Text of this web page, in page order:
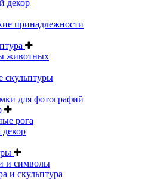
декор
принадлежности
животных
скульптуры
для фотографий
рога
и символы
и скульптура